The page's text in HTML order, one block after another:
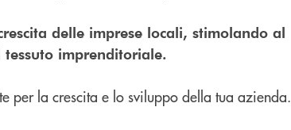
delle imprese locali, stimolando al
imprenditoriale.
per la crescita e lo sviluppo della tua azienda.